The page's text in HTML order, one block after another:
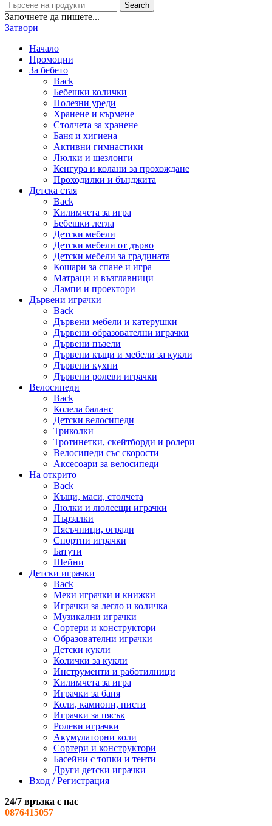
Search
Започнете да пишете...
Затвори
Начало
Промоции
За бебето
Back
Бебешки колички
Полезни уреди
Хранене и кърмене
Столчета за хранене
Баня и хигиена
Активни гимнастики
Люлки и шезлонги
Кенгура и колани за прохождане
Проходилки и бънджита
Детска стая
Back
Килимчета за игра
Бебешки легла
Детски мебели
Детски мебели от дърво
Детски мебели за градината
Кошари за спане и игра
Матраци и възглавници
Лампи и проектори
Дървени играчки
Back
Дървени мебели и катерушки
Дървени образователни играчки
Дървени пъзели
Дървени къщи и мебели за кукли
Дървени кухни
Дървени ролеви играчки
Велосипеди
Back
Колела баланс
Детски велосипеди
Триколки
Тротинетки, скейтборди и ролери
Велосипеди със скорости
Аксесоари за велосипеди
На открито
Back
Къщи, маси, столчета
Люлки и люлеещи играчки
Пързалки
Пясъчници, огради
Спортни играчки
Батути
Шейни
Детски играчки
Back
Меки играчки и книжки
Играчки за легло и количка
Музикални играчки
Сортери и конструктори
Образователни играчки
Детски кукли
Колички за кукли
Инструменти и работилници
Килимчета за игра
Играчки за баня
Коли, камиони, писти
Играчки за пясък
Ролеви играчки
Акумулаторни коли
Сортери и конструктори
Басейни с топки и тенти
Други детски играчки
Вход / Регистрация
24/7 връзка с нас
0876415057